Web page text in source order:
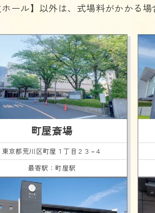
ール】以外は、 式場料がかかる場
町屋斎場
東京都荒川区町屋１丁目２３−４
最寄駅：町屋駅